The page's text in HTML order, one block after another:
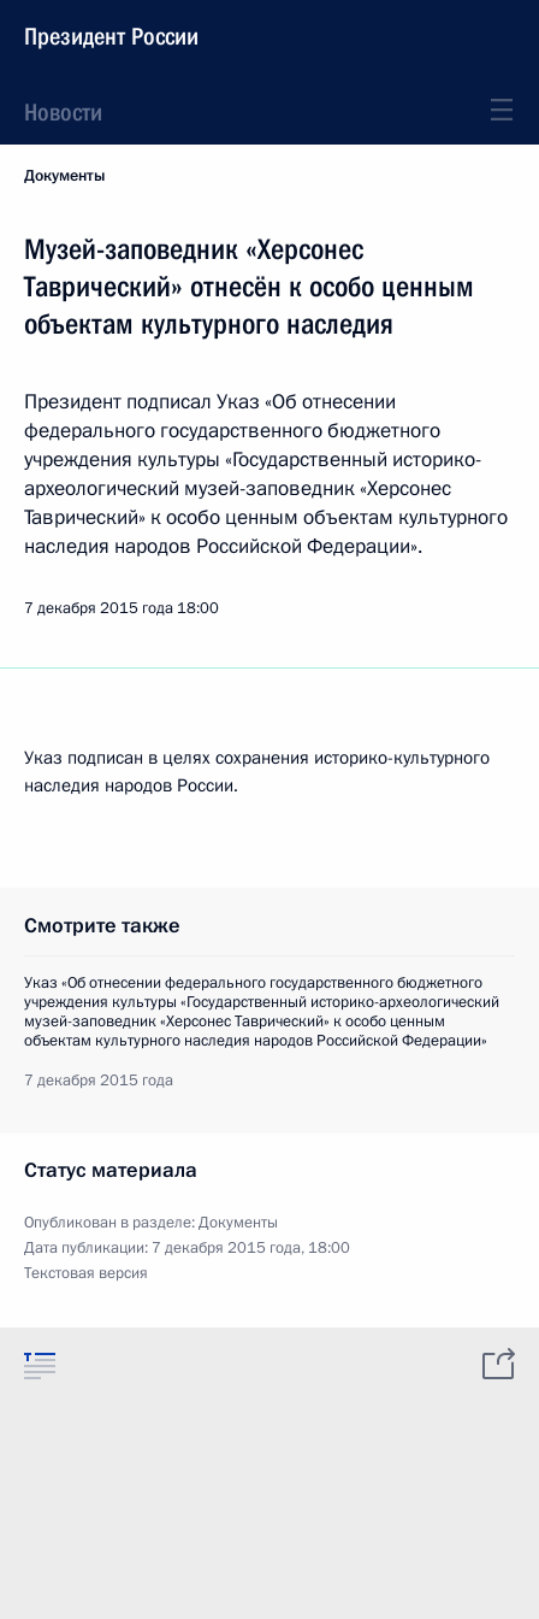
Президент России
Новости
Документы
Музей-заповедник «Херсонес
Таврический» отнесён к особо ценным
объектам культурного наследия
Президент подписал Указ «Об отнесении
федерального государственного бюджетного
учреждения культуры «Государственный историко-
археологический музей-заповедник «Херсонес
Таврический» к особо ценным объектам культурного
наследия народов Российской Федерации».
7 декабря 2015 года 18:00
Указ подписан в целях сохранения историко-культурного
наследия народов России.
Смотрите также
Указ «Об отнесении федерального государственного бюджетного
учреждения культуры «Государственный историко-археологический
музей-заповедник «Херсонес Таврический» к особо ценным
объектам культурного наследия народов Российской Федерации»
7 декабря 2015 года
Статус материала
Опубликован в разделе:Документы
Дата публикации: 7 декабря 2015 года, 18:00
Текстовая версия